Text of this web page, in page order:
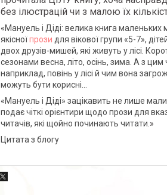
без ілюстрацій чи з малою їх
«Мануель і Діді: велика книга
якісноїпрози для вікової групи «5-7»,
двох друзів-мишей, які живуть у лісі.
сезонами весна, літо, осінь, зима. А з
наприклад, повінь у лісі й чим вона
можуть бути корисні...
«Мануель і Діді» зацікавить не лише
подає чіткі орієнтири щодо прози для
читачів, які щойно починають читати. »
Цитата з блогу